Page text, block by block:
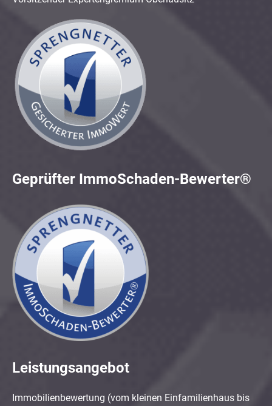
Geprüfter ImmoSchaden-Bewerter®
Leistungsangebot
Immobilienbewertung (vom kleinen Einfamilienhaus bis